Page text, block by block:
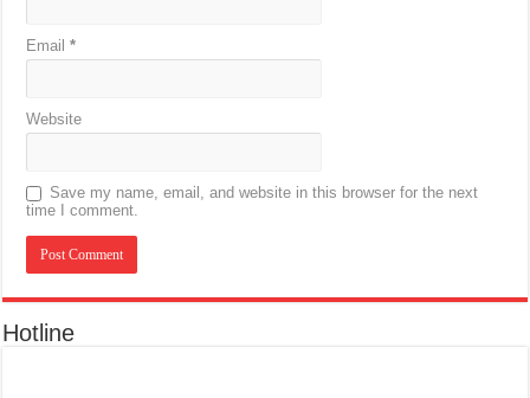
Email*
Website
Save my name, email, and website in this browser for the next
time I comment.
Hotline